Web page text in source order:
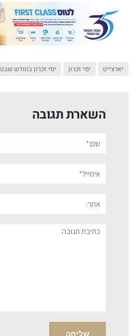
יארצייט ימי זכרון ימי זכרון בחודש שבט
השארת תגובה
תגובה